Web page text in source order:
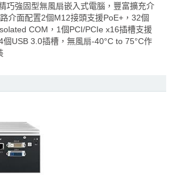
巧強固型無風扇嵌入式電腦，豐富擴充介
介面配置2個M12接頭支援PoE+，32個
COM，1個PCI/PCIe x16插槽支援
USB 3.0插槽，無風扇-40°C to 75°C作